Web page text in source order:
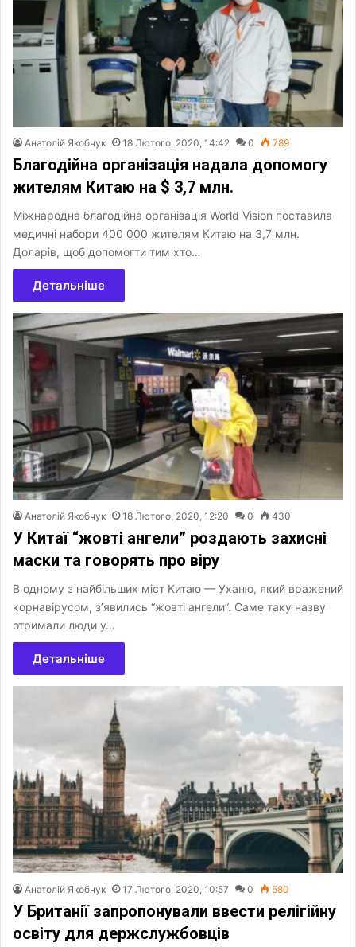
Анатолій Якобчук 18 Лютого, 2020, 14:42 0 789
Благодійна організація надала допомогу
жителям Китаю на $ 3,7 млн.
Міжнародна благодійна організація World Vision поставила
медичні набори 400 000 жителям Китаю на 3,7 млн.
Доларів, щоб допомогти тим хто…
Детальніше
Анатолій Якобчук 18 Лютого, 2020, 12:20 0 430
У Китаї “жовті ангели” роздають захисні
маски та говорять про віру
В одному з найбільших міст Китаю — Уханю, який вражений
корнавірусом, з’явились “жовті ангели”. Саме таку назву
отримали люди у…
Детальніше
Анатолій Якобчук 17 Лютого, 2020, 10:57 0 580
У Британії запропонували ввести релігійну
освіту для держслужбовців